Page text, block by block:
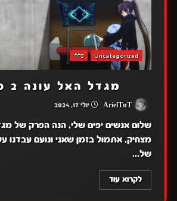
Uncategorized כללי
מגדל האל עונה 2 פרק 2
ArielTnT יולי 17, 2024
שלום אנשים יפים שלי, הנה הפרק של
מצחיק, אתמול בזמן שאני ונועם עבדנו
של...
לקרוא עוד